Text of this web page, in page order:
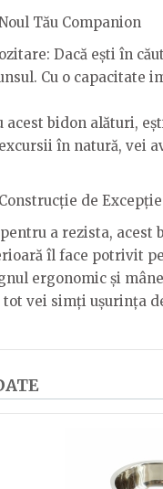
Tău Compani​on
Dacă ești în
Cu o capacitate
acest bidon alături,
în natură, vei
de Excepție
a rezista,
îl face potrivit
ergonomic și
vei simți ușurința
trebuie să fiți